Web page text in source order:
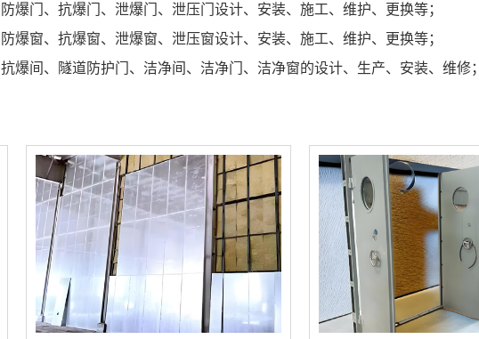
防爆门、抗爆门、泄爆门、泄压门设计、安装、施工、维护、更换等；
防爆窗、抗爆窗、泄爆窗、泄压窗设计、安装、施工、维护、更换等；
抗爆间、隧道防护门、洁净间、洁净门、洁净窗的设计、生产、安装、维修；